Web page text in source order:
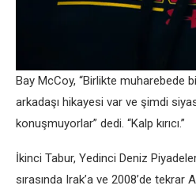
Bay McCoy, “Birlikte muharebede
arkadaşı hikayesi var ve şimdi
konuşmuyorlar” dedi. “Kalp kırıcı.”
İkinci Tabur, Yedinci Deniz
sırasında Irak’a ve 2008’de tekrar